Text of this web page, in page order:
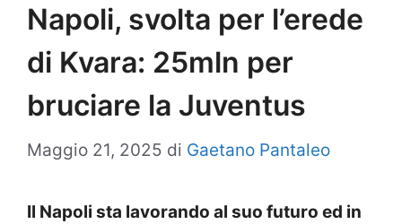
Napoli, svolta per l’erede
di Kvara: 25mln per
bruciare la Juventus
Maggio 21, 2025 di Gaetano Pantaleo
Il Napoli sta lavorando al suo futuro ed in